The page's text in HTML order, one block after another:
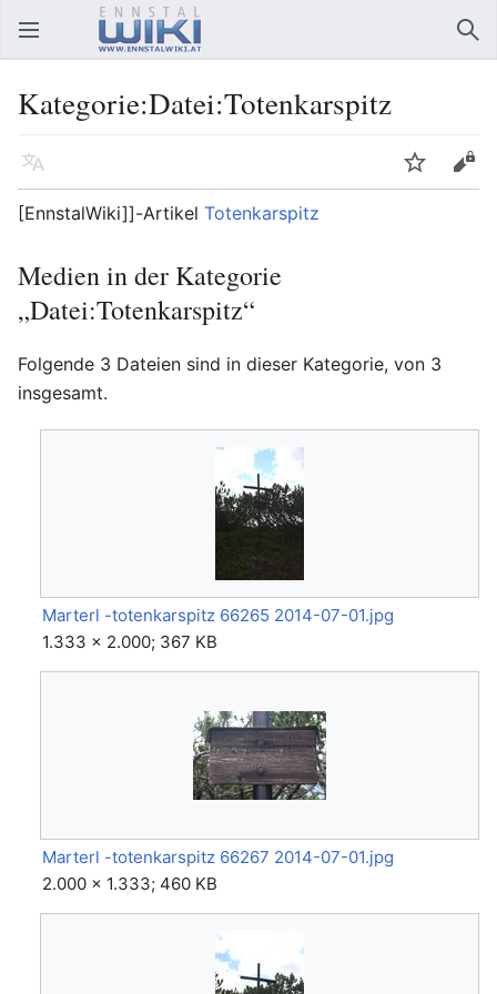
Hauptmenü öffnen
Kategorie:Datei:Totenkarspitz
Sprache Beobachten
Bearbeiten
[EnnstalWiki]]-Artikel Totenkarspitz
Medien in der Kategorie
„Datei:Totenkarspitz“
Folgende 3 Dateien sind in dieser Kategorie, von 3
insgesamt.
Marterl -totenkarspitz 66265 2014-07-01.jpg
1.333 × 2.000; 367 KB
Marterl -totenkarspitz 66267 2014-07-01.jpg
2.000 × 1.333; 460 KB